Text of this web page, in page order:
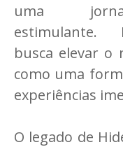
uma
estimulante.
busca elevar o
como uma
experiências
O legado de